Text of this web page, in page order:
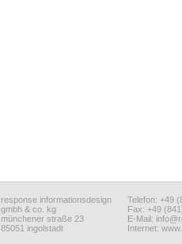
response informationsdesign
gmbh & co. kg
münchener straße 23
85051 ingolstadt
Telefon: +49
Fax: +49
E-Mail:
Internet: